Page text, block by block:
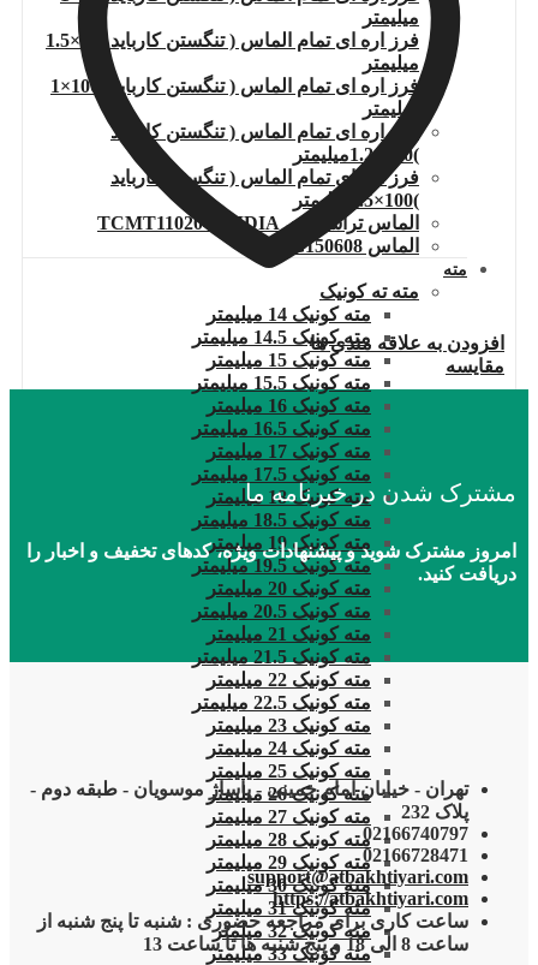
میلیمتر
فرز اره ای تمام الماس ( تنگستن کارباید )80×1.5
میلیمتر
فرز اره ای تمام الماس ( تنگستن کارباید )100×1
میلیمتر
فرز اره ای تمام الماس ( تنگستن کارباید
)100×1.2میلیمتر
فرز اره ای تمام الماس ( تنگستن کارباید
)100×1.5میلیمتر
الماس تراشکاری TCMT110204.WIDIA
الماس DNMG150608
مته
مته ته کونیک
مته کونیک 14 میلیمتر
مته کونیک 14.5 میلیمتر
مته کونیک 15 میلیمتر
مته کونیک 15.5 میلیمتر
مته کونیک 16 میلیمتر
مته کونیک 16.5 میلیمتر
مته کونیک 17 میلیمتر
مته کونیک 17.5 میلیمتر
مته کونیک 18 میلیمتر
مته کونیک 18.5 میلیمتر
مته کونیک 19 میلیمتر
مته کونیک 19.5 میلیمتر
مته کونیک 20 میلیمتر
مته کونیک 20.5 میلیمتر
مته کونیک 21 میلیمتر
مته کونیک 21.5 میلیمتر
مته کونیک 22 میلیمتر
مته کونیک 22.5 میلیمتر
مته کونیک 23 میلیمتر
مته کونیک 24 میلیمتر
مته کونیک 25 میلیمتر
مته کونیک 26 میلیمتر
مته کونیک 27 میلیمتر
مته کونیک 28 میلیمتر
مته کونیک 29 میلیمتر
مته کونیک 30 میلیمتر
مته کونیک 31 میلیمتر
مته کونیک 32 میلمتر
مته کونیک 33 میلیمتر
افزودن به علاقه مندی ها
مقایسه
مشترک شدن در خبرنامه ما
امروز مشترک شوید و پیشنهادات ویژه، کدهای تخفیف و اخبار را
دریافت کنید.
تهران - خیابان امام خمینی - پاساژ موسویان - طبقه دوم -
پلاک 232
02166740797
02166728471
support@atbakhtiyari.com
https://atbakhtiyari.com
ساعت کاری برای مراجعه حضوری : شنبه تا پنج شنبه از
ساعت 8 الی 18 و پنج شنبه ها تا ساعت 13